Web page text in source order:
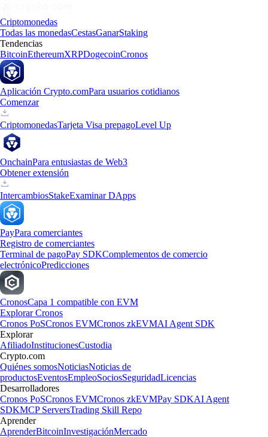
Criptomonedas
Todas las monedasCestasGanarStaking
Tendencias
BitcoinEthereumXRPDogecoinCronos
Aplicación Crypto.comPara usuarios cotidianos
Comenzar
CriptomonedasTarjeta Visa prepagoLevel Up
OnchainPara entusiastas de Web3
Obtener extensión
IntercambiosStakeExaminar DApps
PayPara comerciantes
Registro de comerciantes
Terminal de pagoPay SDKComplementos de comercio
electrónicoPredicciones
CronosCapa 1 compatible con EVM
Explorar Cronos
Cronos PoSCronos EVMCronos zkEVMAI Agent SDK
Explorar
AfiliadoInstitucionesCustodia
Crypto.com
Quiénes somosNoticiasNoticias de
productosEventosEmpleoSociosSeguridadLicencias
Desarrolladores
Cronos PoSCronos EVMCronos zkEVMPay SDKAI Agent
SDKMCP ServersTrading Skill Repo
Aprender
AprenderBitcoinInvestigaciónMercado